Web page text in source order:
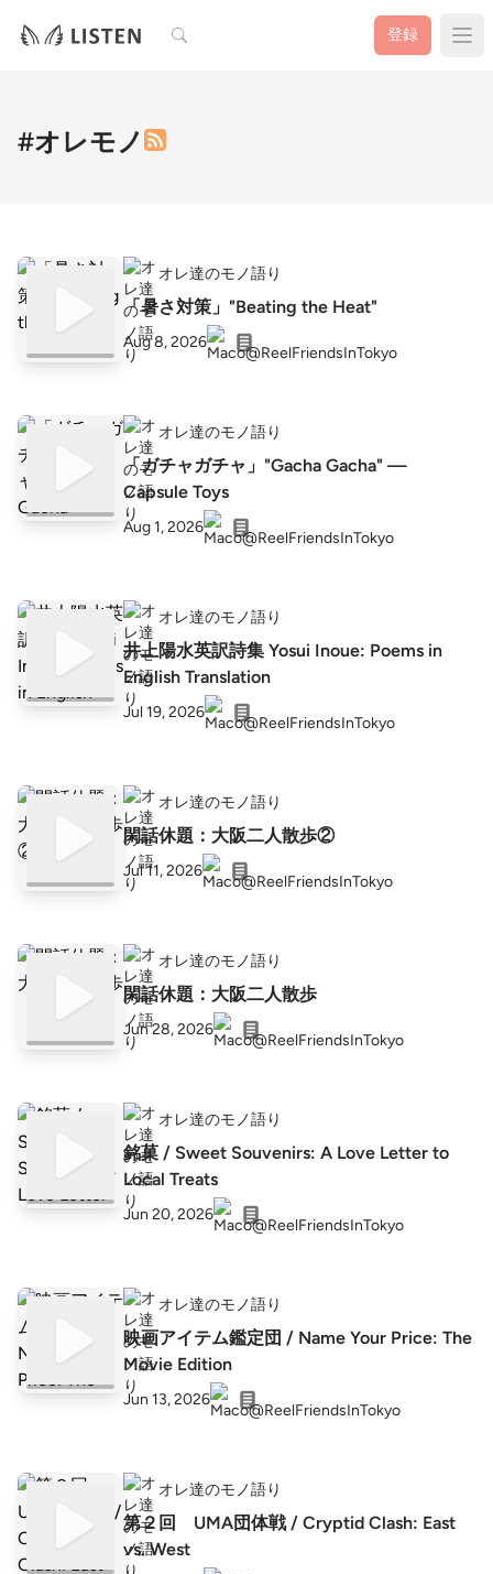
検索 登録
#オレモノ
オレ達のモノ語り
「暑さ対策」"Beating the Heat"
Aug 8, 2026
オレ達のモノ語り
「ガチャガチャ」"Gacha Gacha" —
Capsule Toys
Aug 1, 2026
オレ達のモノ語り
井上陽水英訳詩集 Yosui Inoue: Poems in
English Translation
Jul 19, 2026
オレ達のモノ語り
閑話休題：大阪二人散歩②
Jul 11, 2026
オレ達のモノ語り
閑話休題：大阪二人散歩
Jun 28, 2026
オレ達のモノ語り
銘菓 / Sweet Souvenirs: A Love Letter to
Local Treats
Jun 20, 2026
オレ達のモノ語り
映画アイテム鑑定団 / Name Your Price: The
Movie Edition
Jun 13, 2026
オレ達のモノ語り
第２回 UMA団体戦 / Cryptid Clash: East
vs. West